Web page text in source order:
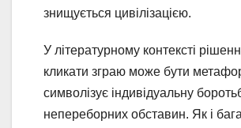
знищується цивілізацією.
У літературному контексті
кликати зграю може бути
символізує індивідуальну
непереборних обставин. Як і